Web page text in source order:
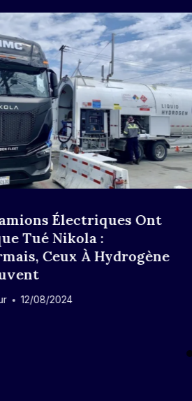
Électriques Ont
Tué Nikola :
Ceux À Hydrogène
12/08/2024